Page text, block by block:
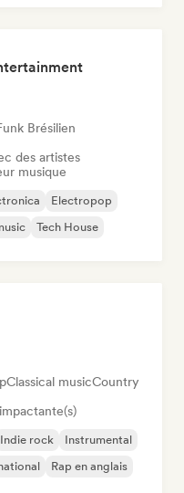
Brésilien
des artistes
musique
Electropop
Tech House
Classical musicCountry
Indie rock
Instrumental
Rap en anglais